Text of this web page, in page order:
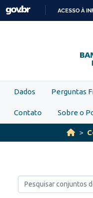
Skip to main content
ACESSO À
Dados Perguntas
Contato Sobre o